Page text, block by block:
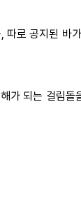
따로 공지된 바
가 되는 걸림돌